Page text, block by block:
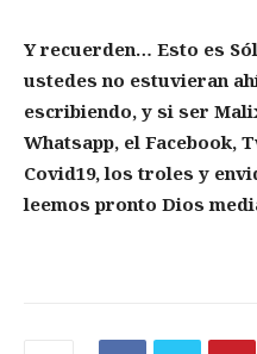
Y recuerden… Esto es
ustedes no estuvieran
escribiendo, y si ser
Whatsapp, el Facebook,
Covid19, los troles y
leemos pronto Dios